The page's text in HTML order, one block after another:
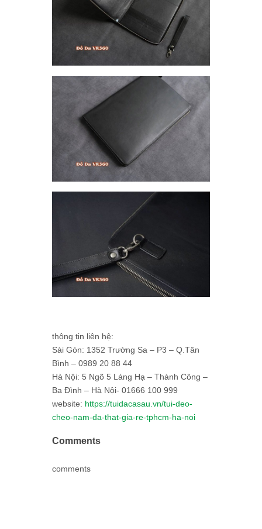
thông tin liên hệ:
Sài Gòn: 1352 Trường Sa – P3 – Q.Tân
Bình – 0989 20 88 44
Hà Nội: 5 Ngõ 5 Láng Hạ – Thành Công –
Ba Đình – Hà Nội- 01666 100 999
website: https://tuidacasau.vn/tui-deo-
cheo-nam-da-that-gia-re-tphcm-ha-noi
Comments
comments